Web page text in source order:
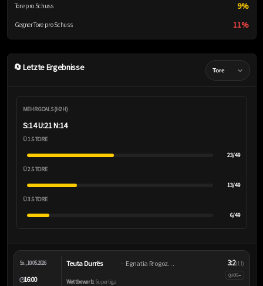
Tore pro Schuss 9%
Gegner Tore pro Schuss 11%
🔄 Letzte Ergebnisse
MEHR GOALS (H2H)
S:14 U:21 N:14
Ü 1.5 TORE
23/49
Ü 2.5 TORE
13/49
Ü 3.5 TORE
6/49
So., 10.05.2026
🕒16:00
Teuta Durrës – Egnatia Rrogozhinë
Wettbewerb:Superliga
3:2(1:1)
QUOTE–